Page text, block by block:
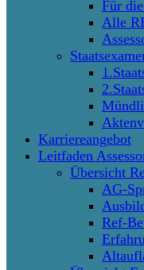
Für
Alle
Karriereangebot
Leitfaden
Übersicht
AG-
Ref-